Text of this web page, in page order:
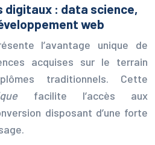
digitaux : data science,
web
l’avantage unique de
acquises sur le terrain
traditionnels. Cette
facilite l’accès aux
disposant d’une forte